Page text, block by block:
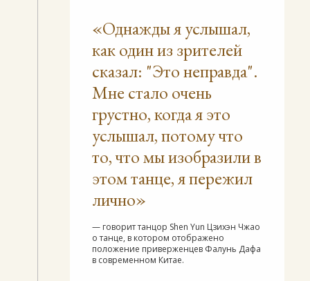
«Однажды я услышал,
как один из зрителей
сказал: "Это неправда".
Мне стало очень
грустно, когда я это
услышал, потому что
то, что мы изобразили в
этом танце, я пережил
лично»
— говорит танцор Shen Yun Цзихэн Чжао
о танце, в котором отображено
положение приверженцев Фалунь Дафа
в современном Китае.